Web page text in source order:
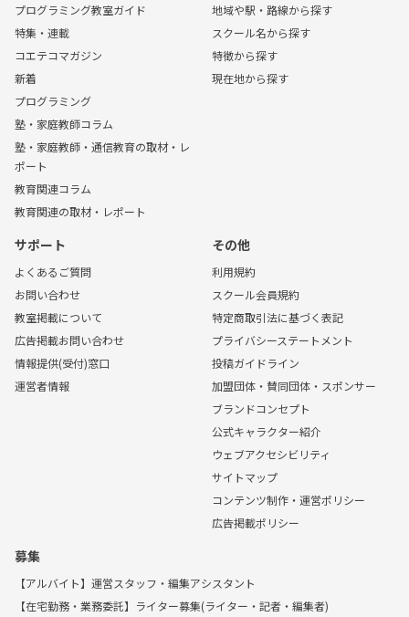
プログラミング教室ガイド
特集・連載
コエテコマガジン
新着
プログラミング
塾・家庭教師コラム
塾・家庭教師・通信教育の取材・レ
ポート
教育関連コラム
教育関連の取材・レポート
地域や駅・路線から探す
スクール名から探す
特徴から探す
現在地から探す
サポート
よくあるご質問
お問い合わせ
教室掲載について
広告掲載お問い合わせ
情報提供(受付)窓口
運営者情報
その他
利用規約
スクール会員規約
特定商取引法に基づく表記
プライバシーステートメント
投稿ガイドライン
加盟団体・賛同団体・スポンサー
ブランドコンセプト
公式キャラクター紹介
ウェブアクセシビリティ
サイトマップ
コンテンツ制作・運営ポリシー
広告掲載ポリシー
募集
【アルバイト】運営スタッフ・編集アシスタント
【在宅勤務・業務委託】ライター募集(ライター・記者・編集者)